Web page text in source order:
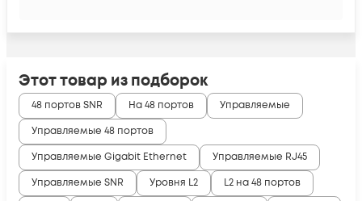
Этот товар из подборок
48 портов SNR На 48 портов
Управляемые
Управляемые 48 портов
Управляемые Gigabit Ethernet
Управляемые RJ45
Управляемые SNR
Уровня L2
L2 на 48 портов